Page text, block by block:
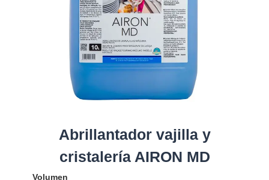
Abrillantador vajilla y
cristalería AIRON MD
Volumen